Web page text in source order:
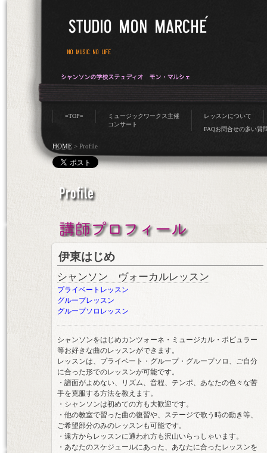
=TOP=
ミュージックワークス主催
コンサート
レッスンについて
FAQお問合せの多い質
HOME> Profile
伊東はじめ
シャンソン ヴォーカルレッスン
プライベートレッスン
グループレッスン
グループソロレッスン
シャンソンをはじめカンツォーネ・ミュージカル・ポピュラー
等お好きな曲のレッスンができます。
レッスンは、プライベート・グループ・グループソロ、ご自分
に合った形でのレッスンが可能です。
・譜面がよめない、リズム、音程、テンポ、あなたの色々な苦
手を克服する方法を教えます。
・シャンソンは初めての方も大歓迎です。
・他の教室で習った曲の復習や、ステージで歌う時の動き等、
ご希望部分のみのレッスンも可能です。
・遠方からレッスンに通われ方も沢山いらっしゃいます。
・あなたのスケジュールにあった、あなたに合ったレッスンを